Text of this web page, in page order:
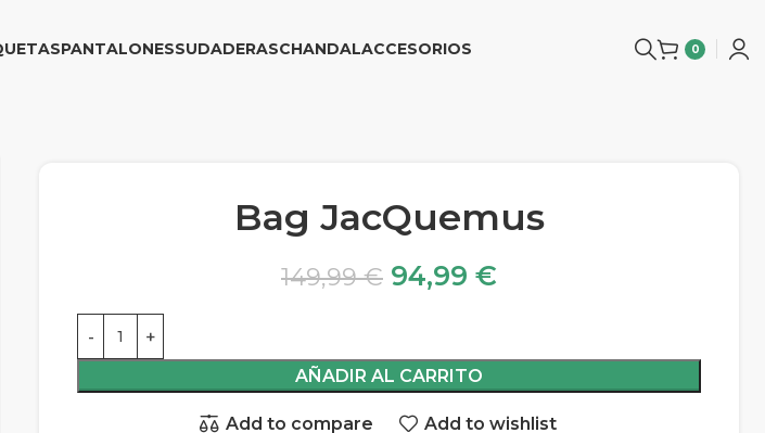
PANTALONESSUDADERASCHANDALACCESORIOS 0
Bag JacQuemus
149,99€ 94,99 €
AÑADIR AL CARRITO
Add to compare Add to wishlist